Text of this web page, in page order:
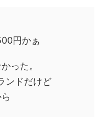
円かぁ
った。
ンドだけど